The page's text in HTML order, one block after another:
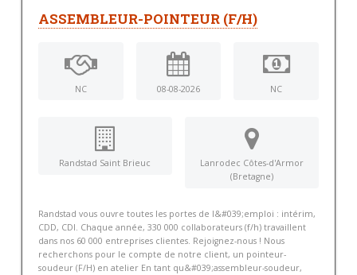
ASSEMBLEUR-POINTEUR (F/H)
NC 08-08-2026 NC
Randstad Saint Brieuc
Lanrodec Côtes-d'Armor
(Bretagne)
Randstad vous ouvre toutes les portes de l&#039;emploi : intérim,
CDD, CDI. Chaque année, 330 000 collaborateurs (f/h) travaillent
dans nos 60 000 entreprises clientes. Rejoignez-nous ! Nous
recherchons pour le compte de notre client, un pointeur-
soudeur (F/H) en atelier En tant qu&#039;assembleur-soudeur,